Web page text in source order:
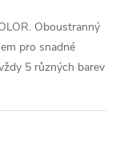
Oboustranný
pro snadné
5 různých barev